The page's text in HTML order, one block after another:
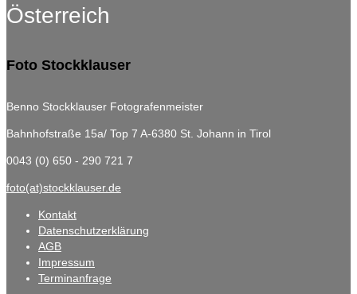
Österreich
Foto Stockklauser
Benno Stockklauser Fotografenmeister
Bahnhofstraße 15a/ Top 7 A-6380 St. Johann in Tirol
0043 (0) 650 - 290 721 7
foto(at)stockklauser.de
Kontakt
Datenschutzerklärung
AGB
Impressum
Terminanfrage